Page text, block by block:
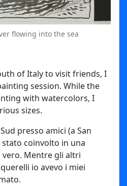
flowing into the sea
of Italy to visit friends, I
session. While the
with watercolors, I
sizes.
presso amici (a San
coinvolto in una
Mentre gli altri
io avevo i miei